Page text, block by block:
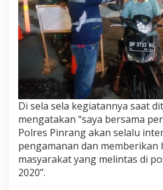
y
U
s
a
i
M
e
m
a
n
t
a
u
D
a
Di sela sela kegiatannya saat
mengatakan “saya bersama
Polres Pinrang akan selalu
pengamanan dan memberikan
masyarakat yang melintas di
2020”.